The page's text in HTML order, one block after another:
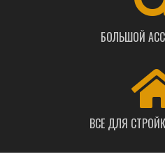
БОЛЬШОЙ
ВСЕ ДЛЯ